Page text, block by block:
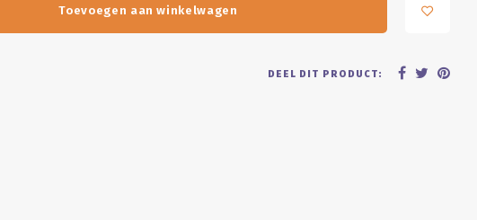
Toevoegen aan winkelwagen
DEEL DIT PRODUCT: